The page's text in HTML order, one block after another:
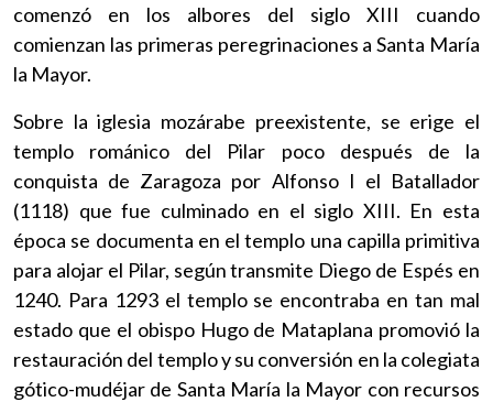
comenzó en los albores del siglo XIII cuando
comienzan las primeras peregrinaciones a Santa María
la Mayor.
Sobre la iglesia mozárabe preexistente, se erige el
templo románico del Pilar poco después de la
conquista de Zaragoza por Alfonso I el Batallador
(1118) que fue culminado en el siglo XIII. En esta
época se documenta en el templo una capilla primitiva
para alojar el Pilar, según transmite Diego de Espés en
1240. Para 1293 el templo se encontraba en tan mal
estado que el obispo Hugo de Mataplana promovió la
restauración del templo y su conversión en la colegiata
gótico-mudéjar de Santa María la Mayor con recursos